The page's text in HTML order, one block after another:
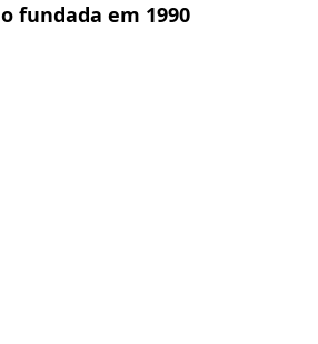
fundada em 1990